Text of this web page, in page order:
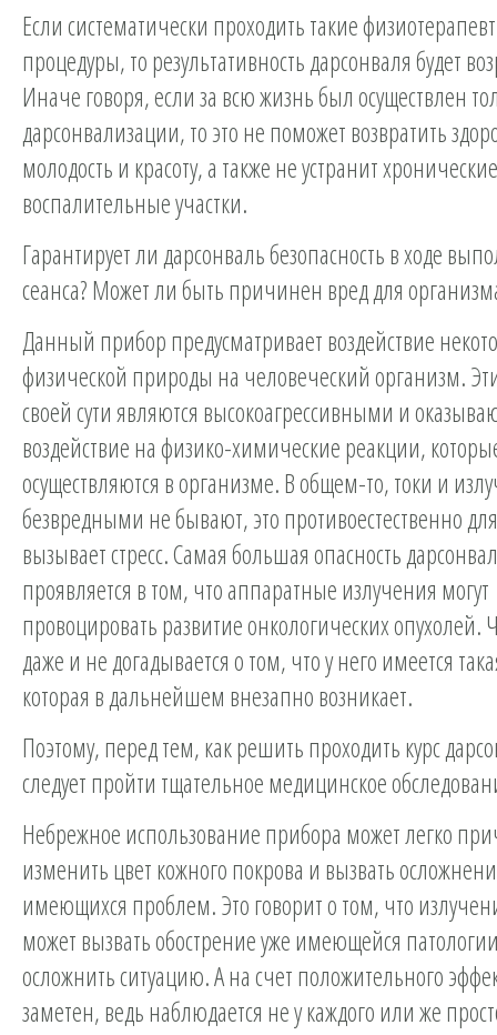
Если систематически проходить такие
процедуры, то результативность дарсонваля будет
Иначе говоря, если за всю жизнь был осуществлен
дарсонвализации, то это не поможет возвратить
молодость и красоту, а также не устранит хронические
воспалительные участки.
Гарантирует лидарсонвальбезопасность в ходе
сеанса? Может ли быть причинен вред для
Данный прибор предусматривает воздействие
физической природы на человеческий организм.
своей сути являются высокоагрессивными и
воздействие на физико-химические реакции,
осуществляются в организме. В общем-то, токи и
безвредными не бывают, это противоестественно
вызывает стресс. Самая большая опасность
проявляется в том, что аппаратные излучения могут
провоцировать развитие онкологических опухолей.
даже и не догадывается о том, что у него имеется
которая в дальнейшем внезапно возникает.
Поэтому, перед тем, как решить проходить курс
следует пройти тщательное медицинское
Небрежное использование прибора может легко
изменить цвет кожного покрова и вызвать
имеющихся проблем. Это говорит о том, что
может вызвать обострение уже имеющейся
осложнить ситуацию. А на счет положительного
заметен, ведь наблюдается не у каждого или же